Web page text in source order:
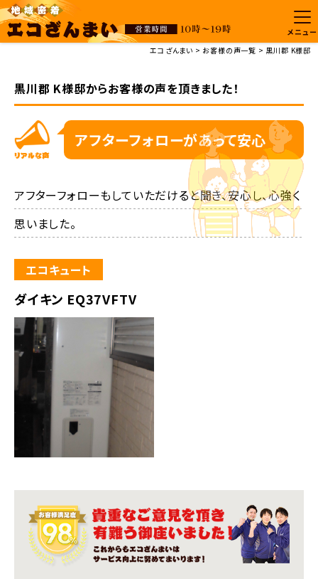
メニュー
エコざんまい
お客様の声一覧 黒川郡 K様邸
黒川郡 K様邸からお客様の声を頂きました！
アフターフォローがあって安心
アフターフォローもしていただけると聞き、安心し、心強く
思いました。
エコキュート
ダイキン EQ37VFTV